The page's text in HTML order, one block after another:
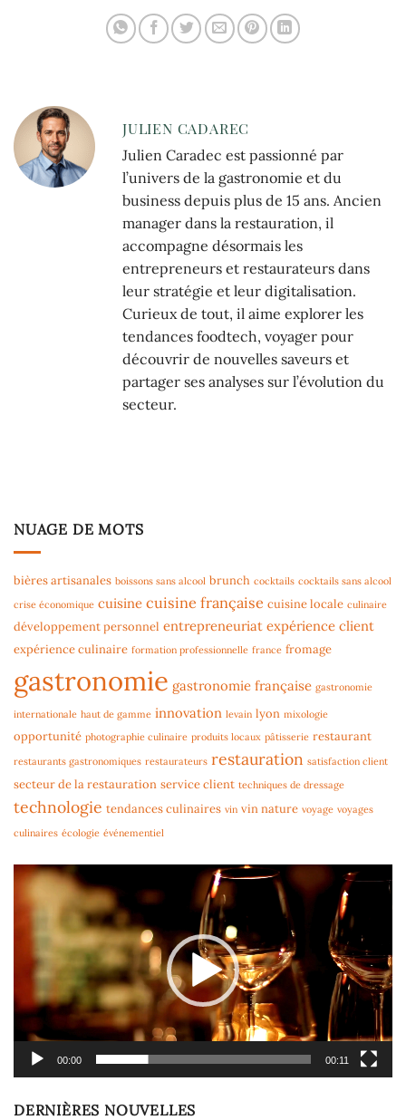
JULIEN CADAREC
Julien Caradec est passionné par
l’univers de la gastronomie et du
business depuis plus de 15 ans. Ancien
manager dans la restauration, il
accompagne désormais les
entrepreneurs et restaurateurs dans
leur stratégie et leur digitalisation.
Curieux de tout, il aime explorer les
tendances foodtech, voyager pour
découvrir de nouvelles saveurs et
partager ses analyses sur l’évolution du
secteur.
NUAGE DE MOTS
bières artisanales boissons sans alcool brunch cocktails cocktails sans alcool
crise économique cuisine cuisine française cuisine locale culinaire
développement personnel entrepreneuriat expérience client
expérience culinaire formation professionnelle france fromage
gastronomie gastronomie française gastronomie
internationale haut de gamme innovation levain lyon mixologie
opportunité photographie culinaire produits locaux pâtisserie restaurant
restaurants gastronomiques restaurateurs restauration satisfaction client
secteur de la restauration service client techniques de dressage
technologie tendances culinaires vin vin nature voyage voyages
culinaires écologie événementiel
Lecteur
vidéo
00:00 00:11
DERNIÈRES NOUVELLES